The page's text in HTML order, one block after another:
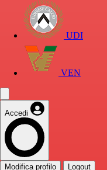
UDI
VEN
Accedi
Modifica profilo Logout